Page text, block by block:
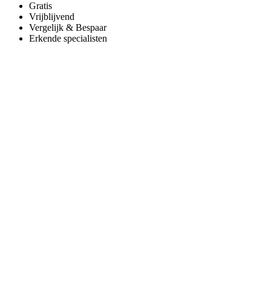
Gratis
Vrijblijvend
Vergelijk & Bespaar
Erkende specialisten